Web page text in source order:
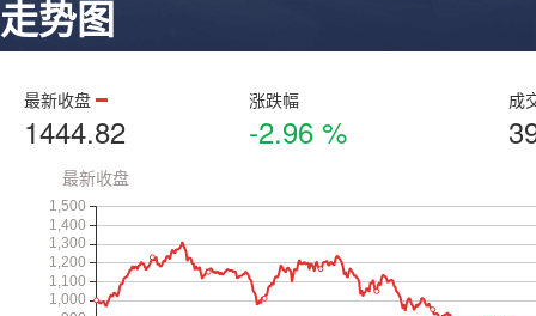
走势图
最新收盘
1444.82
涨跌幅
-2.96 %
成